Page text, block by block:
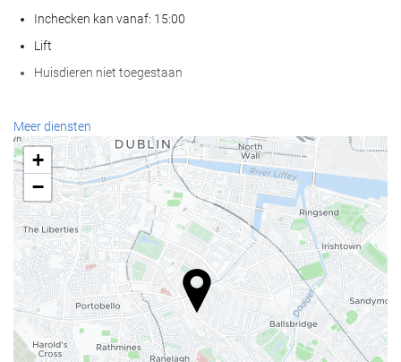
Inchecken kan vanaf: 15:00
Lift
Huisdieren niet toegestaan
Eten en drinken
À-la-carterestaurant
Bar
Koffiebar bij de accommodatie
Receptiediensten
24-uursreceptie
Bagageopslag
Meer diensten
+
−